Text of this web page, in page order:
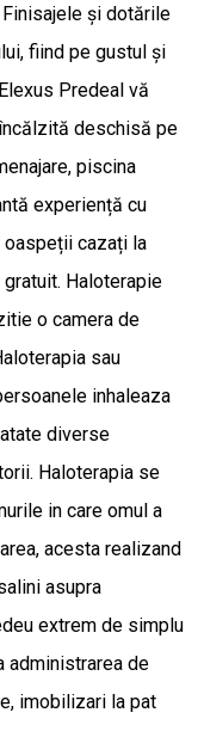
și dotările
fiind pe gustul și
Predeal vă
deschisă pe
piscina
experiență cu
oaspeții cazați la
Haloterapie
o camera de
sau
inhaleaza
diverse
Haloterapia se
in care omul a
acesta realizand
asupra
extrem de simplu
administrarea de
imobilizari la pat